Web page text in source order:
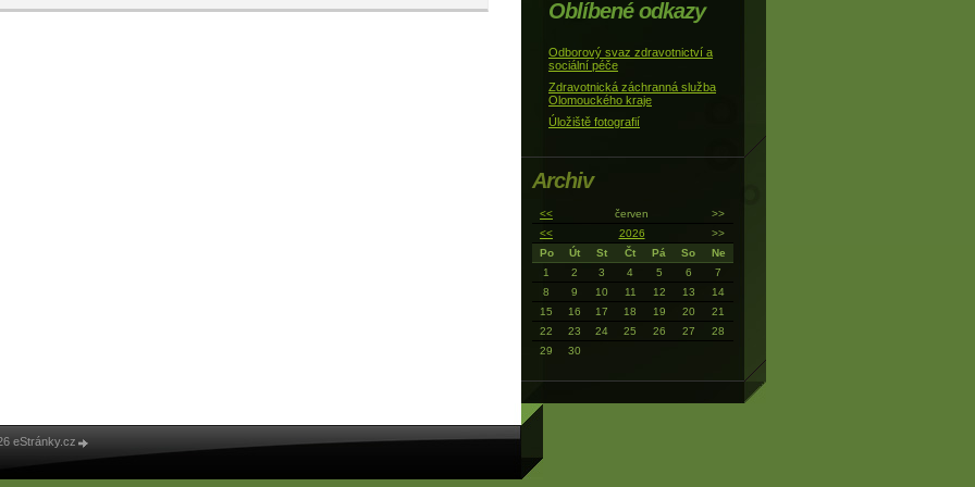
Oblíbené odkazy
Odborový svaz zdravotnictví a
sociální péče
Zdravotnická záchranná služba
Olomouckého kraje
Úložiště fotografií
Archiv
<< červen
>>
<<
2026
>>
Po
Út St Čt Pá So
Ne
1
2 3 4 5 6
7
8
9 10 11 12 13
14
15
16 17 18 19 20
21
22
23 24 25 26 27
28
29
30
eStránky.cz